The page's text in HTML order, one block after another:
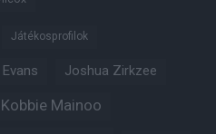
Játékosprofilok
Joshua Zirkzee
Kobbie Mainoo